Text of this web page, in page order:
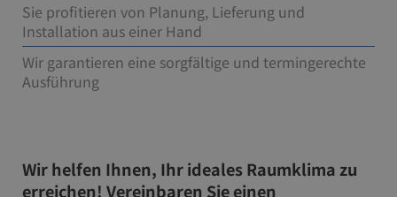
Sie profitieren von Planung, Lieferung und
Installation aus einer Hand
Wir garantieren eine sorgfältige und termingerechte
Ausführung
Wir helfen Ihnen, Ihr ideales Raumklima zu
erreichen! Vereinbaren Sie einen